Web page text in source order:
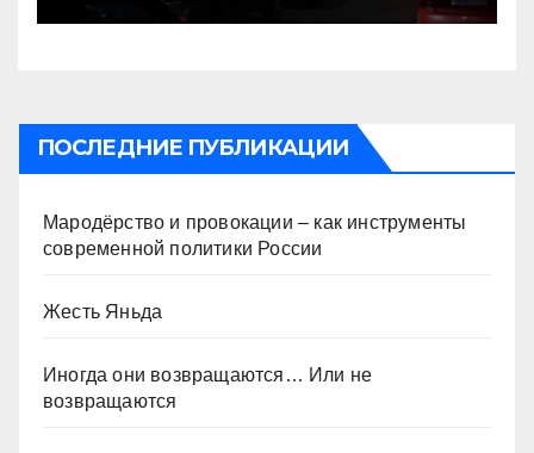
ПОСЛЕДНИЕ ПУБЛИКАЦИИ
Мародёрство и провокации – как инструменты
современной политики России
Жесть Яньда
Иногда они возвращаются… Или не
возвращаются